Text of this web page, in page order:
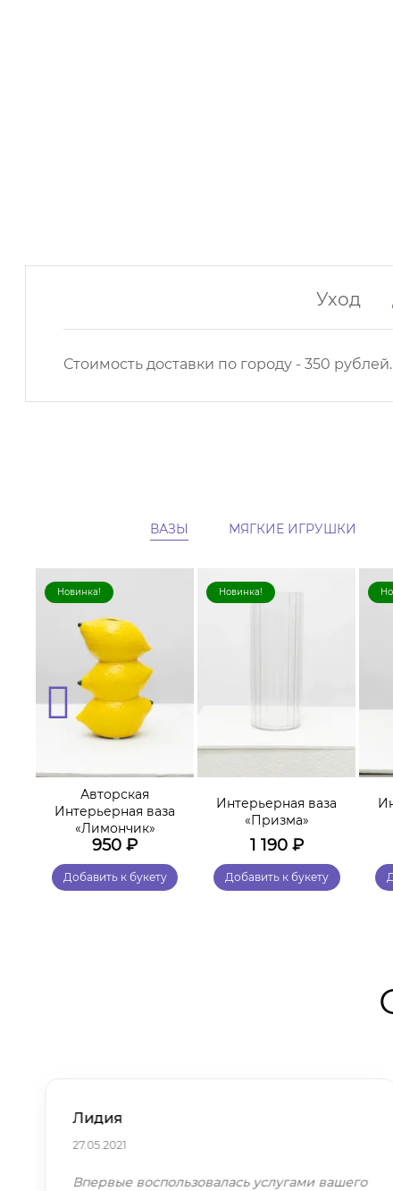
Уход
Стоимость доставки по городу - 350 рублей.
ВАЗЫ МЯГКИЕ ИГРУШКИ
Новинка!
Авторская
Интерьерная ваза
«Лимончик»
950 ₽
Добавить к букету
Новинка!
Интерьерная ваза
«Призма»
1 190₽
Добавить к букету
Лидия
27.05.2021
Впервые воспользовалась услугами вашего